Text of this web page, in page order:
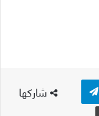
شاركها
طباعة